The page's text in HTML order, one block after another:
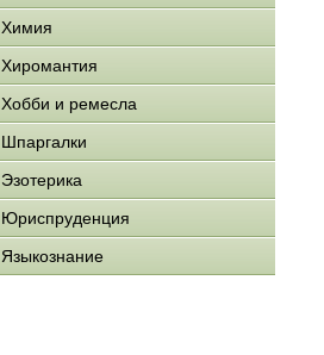
Химия
Хиромантия
Хобби и ремесла
Шпаргалки
Эзотерика
Юриспруденция
Языкознание